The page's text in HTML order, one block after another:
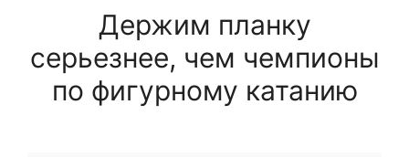
Держим планку
серьезнее, чем чемпионы
по фигурному катанию